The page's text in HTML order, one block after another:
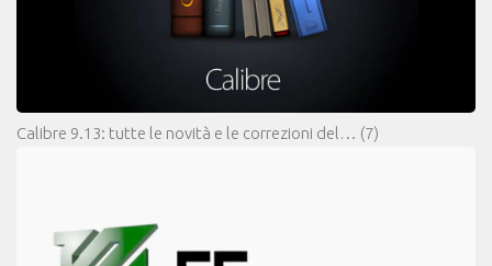
Calibre 9.13: tutte le novità e le correzioni del… (7)